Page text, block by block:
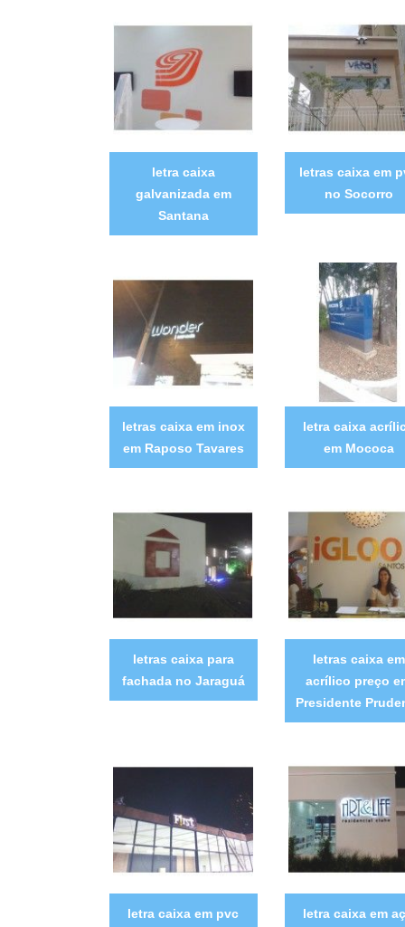
letra caixa
galvanizada em
Santana
letras caixa em
no Socorro
letras caixa em inox
em Raposo Tavares
letra caixa
em Mococa
letras caixa para
fachada no Jaraguá
letras caixa em
acrílico preço
Presidente
letra caixa em pvc
letra caixa em